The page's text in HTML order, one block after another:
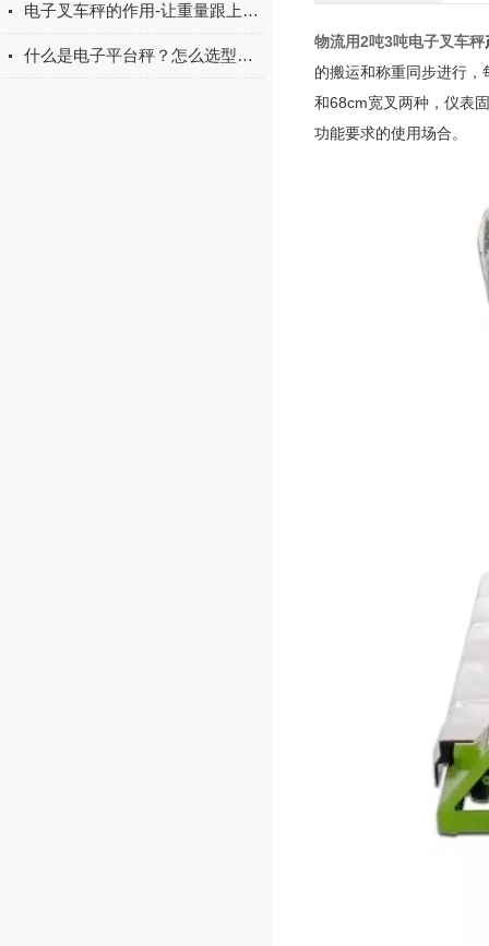
电子叉车秤的作用-让重量跟上移动
什么是电子平台秤？怎么选型小地磅？
物流用2吨3吨电子叉车秤
的搬运和称重同步进行
和68cm宽叉两种，仪表
功能要求的使用场合。